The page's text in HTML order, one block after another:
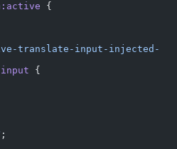
{
translate-input-injected-
input
{
;